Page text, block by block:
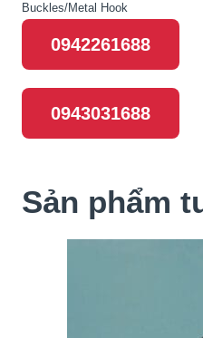
Buckles/Metal Hook
0942261688
0943031688
Sản phẩm